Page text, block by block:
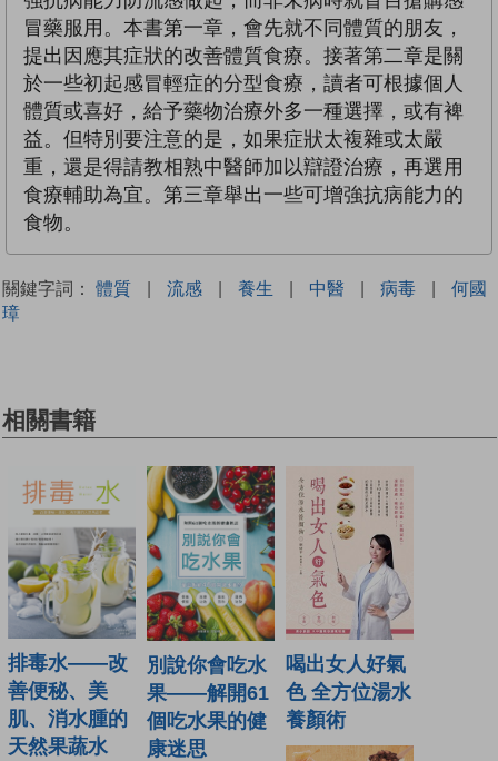
冒藥服用。本書第一章，會先就不同體質的朋友，
提出因應其症狀的改善體質食療。接著第二章是關
於一些初起感冒輕症的分型食療，讀者可根據個人
體質或喜好，給予藥物治療外多一種選擇，或有裨
益。但特別要注意的是，如果症狀太複雜或太嚴
重，還是得請教相熟中醫師加以辯證治療，再選用
食療輔助為宜。第三章舉出一些可增強抗病能力的
食物。
關鍵字詞： 體質 | 流感 | 養生 | 中醫 | 病毒 |
何國
璋
相關書籍
排毒水——改
善便秘、美
肌、消水腫的
天然果蔬水
別說你會吃水
果——解開61
個吃水果的健
康迷思
喝出女人好氣
色 全方位湯水
養顏術